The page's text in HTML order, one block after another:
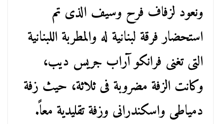
ونعود لزفاف فرح وسيف الذى تم
استحضار فرقة لبنانية له والمطربة اللبنانية
التى تغنى فرانكو آراب جريس ديب،
وكانت الزفة مضروبة فى ثلاثة، حيث زفة
دمياطى واسكندرانى وزفة تقليدية معاً.